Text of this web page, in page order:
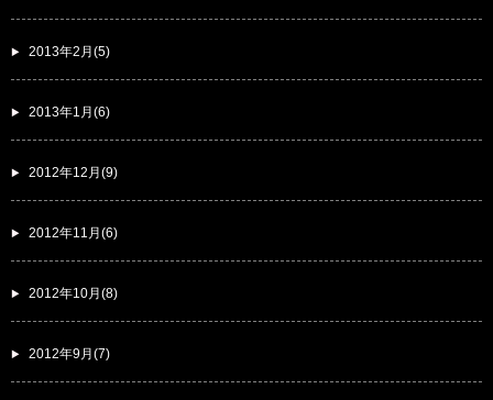
2013年2月(5)
2013年1月(6)
2012年12月(9)
2012年11月(6)
2012年10月(8)
2012年9月(7)